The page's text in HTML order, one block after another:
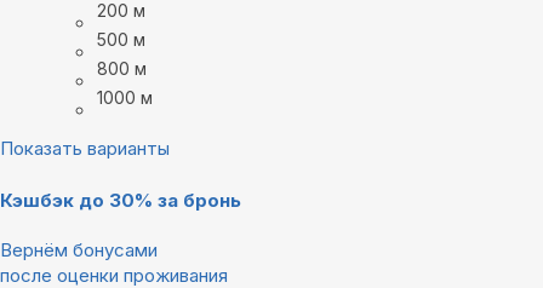
200 м
500 м
800 м
1000 м
Показать варианты
Кэшбэк до 30% за бронь
Вернём бонусами
после оценки проживания